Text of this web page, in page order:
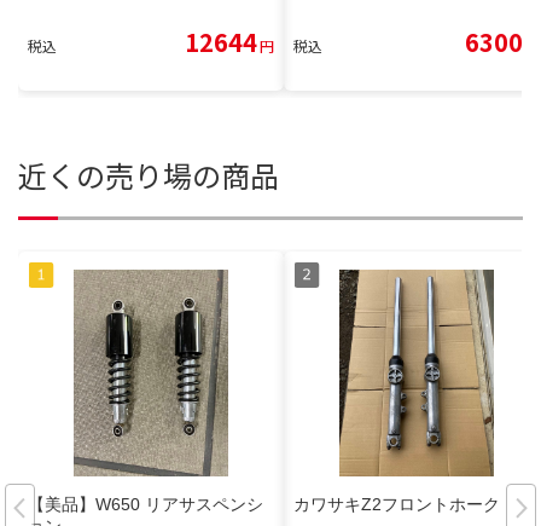
税込 12644円 税込 6300
近くの売り場の商品
【美品】W650 リアサスペンシ
カワサキZ2フロントホーク